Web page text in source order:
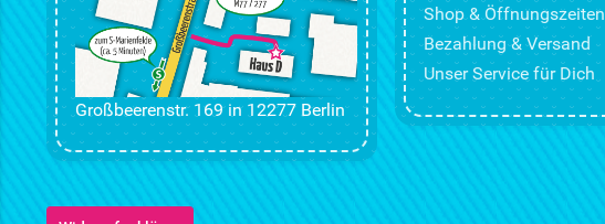
Großbeerenstr. 169 in 12277 Berlin
Shop & Öffnungszeiten
Bezahlung & Versand
Unser Service für Dich